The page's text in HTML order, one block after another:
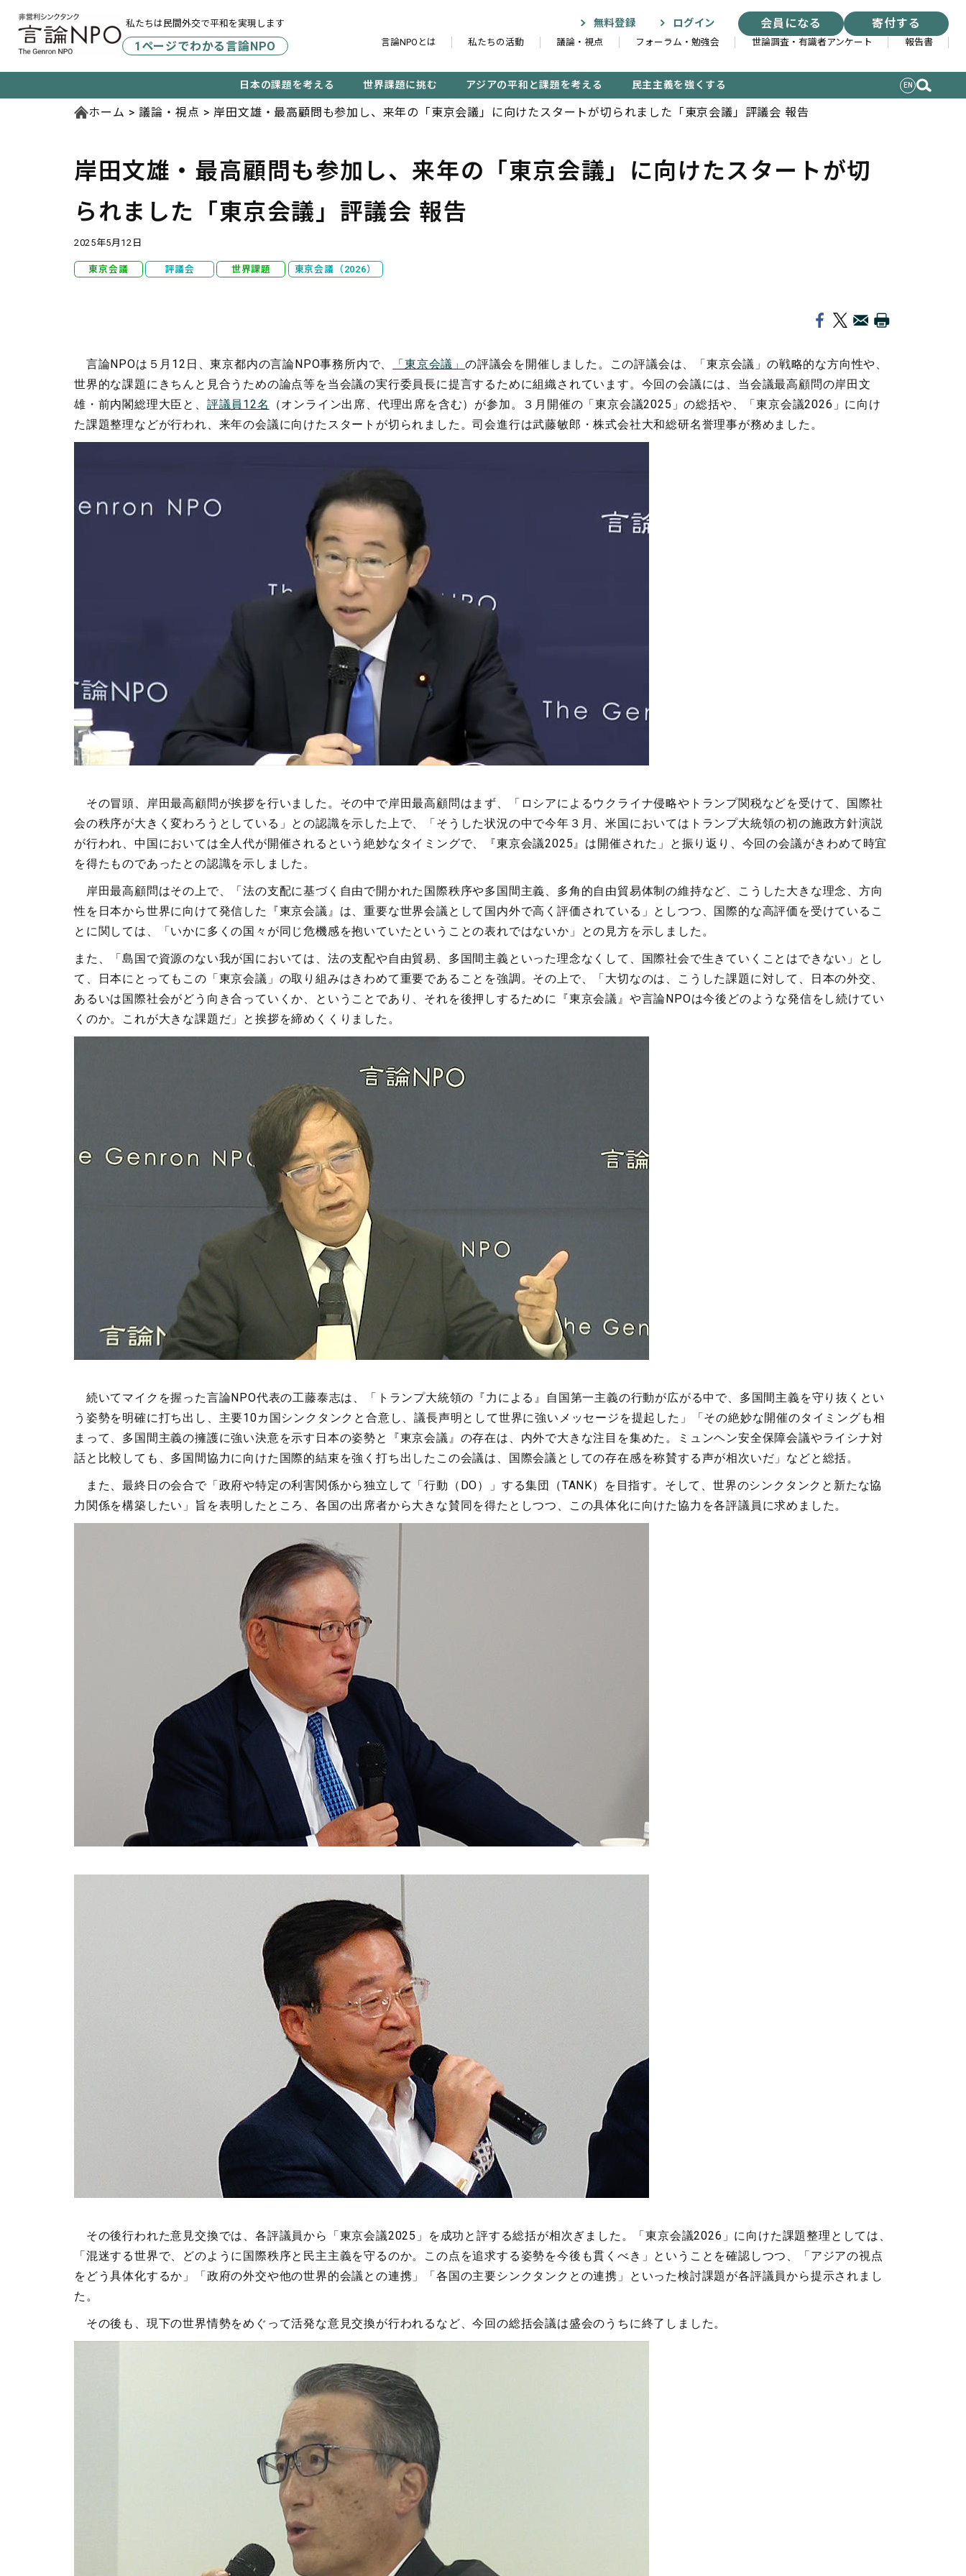
私たちは民間外交で平和を実現します
1ページでわかる言論NPO
無料登録 ログイン 会員になる 寄付する
言論NPOとは 私たちの活動 議論・視点 フォーラム・勉強会 世論調査・有識者アンケート 報告書
日本の課題を考える 世界課題に挑む アジアの平和と課題を考える 民主主義を強くする EN
記事検索する
ホーム 議論・視点 岸田文雄・最高顧問も参加し、来年の「東京会議」に向けたスタートが切られました「東京会議」評議会 報告
岸田文雄・最高顧問も参加し、来年の「東京会議」に向けたスタートが切
られました
「東京会議」評議会 報告
2025年5月12日
東京会議 評議会 世界課題 東京会議（2026）
言論NPOは５月12日、東京都内の言論NPO事務所内で、 「東京会議」の評議会を開催しました。この評議会は、「東京会議」の戦略的な方向性や、
世界的な課題にきちんと見合うための論点等を当会議の実行委員長に提言するために組織されています。今回の会議には、当会議最高顧問の岸田文
雄・前内閣総理大臣と、 評議員12名
（オンライン出席、代理出席を含む）が参加。３月開催の「東京会議2025」の総括や、「東京会議2026」に向け
た課題整理などが行われ、来年の会議に向けたスタートが切られました。司会進行は武藤敏郎・株式会社大和総研名誉理事が務めました。
その冒頭、岸田最高顧問が挨拶を行いました。その中で岸田最高顧問はまず、「ロシアによるウクライナ侵略やトランプ関税などを受けて、国際社
会の秩序が大きく変わろうとしている」との認識を示した上で、「そうした状況の中で今年３月、米国においてはトランプ大統領の初の施政方針演説
が行われ、中国においては全人代が開催されるという絶妙なタイミングで、『東京会議2025』は開催された」と振り返り、今回の会議がきわめて時宜
を得たものであったとの認識を示しました。
岸田最高顧問はその上で、「法の支配に基づく自由で開かれた国際秩序や多国間主義、多角的自由貿易体制の維持など、こうした大きな理念、方向
性を日本から世界に向けて発信した『東京会議』は、重要な世界会議として国内外で高く評価されている」としつつ、国際的な高評価を受けているこ
とに関しては、「いかに多くの国々が同じ危機感を抱いていたということの表れではないか」との見方を示しました。
また、「島国で資源のない我が国においては、法の支配や自由貿易、多国間主義といった理念なくして、国際社会で生きていくことはできない」とし
て、日本にとってもこの「東京会議」の取り組みはきわめて重要であることを強調。その上で、「大切なのは、こうした課題に対して、日本の外交、
あるいは国際社会がどう向き合っていくか、ということであり、それを後押しするために『東京会議』や言論NPOは今後どのような発信をし続けてい
くのか。これが大きな課題だ」と挨拶を締めくくりました。
続いてマイクを握った言論NPO代表の工藤泰志は、「トランプ大統領の『力による』自国第一主義の行動が広がる中で、多国間主義を守り抜くとい
う姿勢を明確に打ち出し、主要10カ国シンクタンクと合意し、議長声明として世界に強いメッセージを提起した」「その絶妙な開催のタイミングも相
まって、多国間主義の擁護に強い決意を示す日本の姿勢と『東京会議』の存在は、内外で大きな注目を集めた。ミュンヘン安全保障会議やライシナ対
話と比較しても、多国間協力に向けた国際的結束を強く打ち出したこの会議は、国際会議としての存在感を称賛する声が相次いだ」などと総括。
また、最終日の会合で「政府や特定の利害関係から独立して「行動（DO）」する集団（TANK）を目指す。そして、世界のシンクタンクと新たな協
力関係を構築したい」旨を表明したところ、各国の出席者から大きな賛同を得たとしつつ、この具体化に向けた協力を各評議員に求めました。
その後行われた意見交換では、各評議員から「東京会議2025」を成功と評する総括が相次ぎました。「東京会議2026」に向けた課題整理としては、
「混迷する世界で、どのように国際秩序と民主主義を守るのか。この点を追求する姿勢を今後も貫くべき」ということを確認しつつ、「アジアの視点
をどう具体化するか」「政府の外交や他の世界的会議との連携」「各国の主要シンクタンクとの連携」といった検討課題が各評議員から提示されまし
た。
その後も、現下の世界情勢をめぐって活発な意見交換が行われるなど、今回の総括会議は盛会のうちに終了しました。